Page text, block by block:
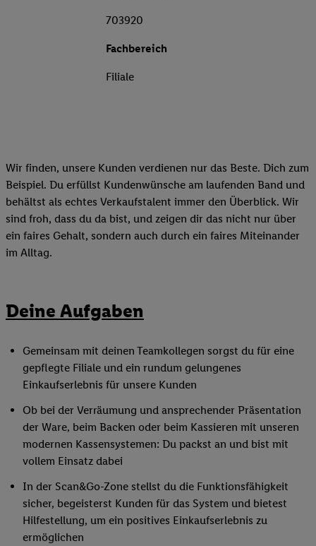
703920
Fachbereich
Filiale
Wir finden, unsere Kunden verdienen nur das Beste. Dich zum
Beispiel. Du erfüllst Kundenwünsche am laufenden Band und
behältst als echtes Verkaufstalent immer den Überblick. Wir
sind froh, dass du da bist, und zeigen dir das nicht nur über
ein faires Gehalt, sondern auch durch ein faires Miteinander
im Alltag.
Deine Aufgaben
Gemeinsam mit deinen Teamkollegen sorgst du für eine
gepflegte Filiale und ein rundum gelungenes
Einkaufserlebnis für unsere Kunden
Ob bei der Verräumung und ansprechender Präsentation
der Ware, beim Backen oder beim Kassieren mit unseren
modernen Kassensystemen: Du packst an und bist mit
vollem Einsatz dabei
In der Scan&Go-Zone stellst du die Funktionsfähigkeit
sicher, begeisterst Kunden für das System und bietest
Hilfestellung, um ein positives Einkaufserlebnis zu
ermöglichen